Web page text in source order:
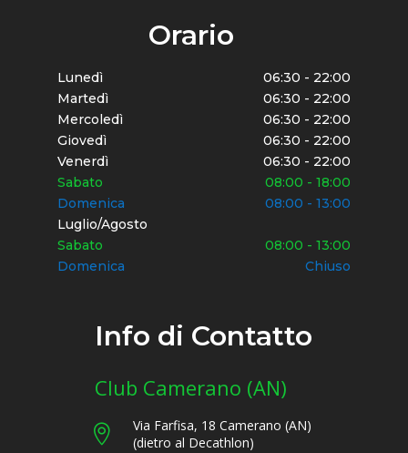
Orario
Lunedì
06:30 - 22:00
Martedì
06:30 - 22:00
Mercoledì
06:30 - 22:00
Giovedì
06:30 - 22:00
Venerdì
06:30 - 22:00
Sabato
08:00 - 18:00
Domenica
08:00 - 13:00
Luglio/Agosto
Sabato
08:00 - 13:00
Domenica
Chiuso
Info di Contatto
Club Camerano (AN)

Via Farfisa, 18 Camerano (AN)
(dietro al Decathlon)